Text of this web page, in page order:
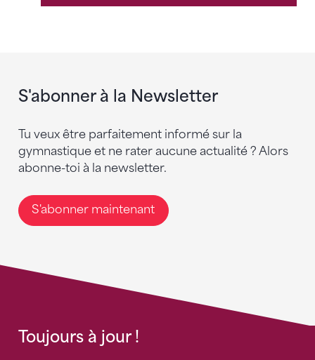
S'abonner à la Newsletter
Tu veux être parfaitement informé sur la
gymnastique et ne rater aucune actualité ? Alors
abonne-toi à la newsletter.
S'abonner maintenant
Toujours à jour !